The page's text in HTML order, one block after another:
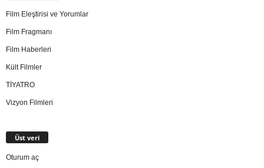
Film Eleştirisi ve Yorumlar
Film Fragmanı
Film Haberleri
Kült Filmler
TİYATRO
Vizyon Filmleri
Üst veri
Oturum aç